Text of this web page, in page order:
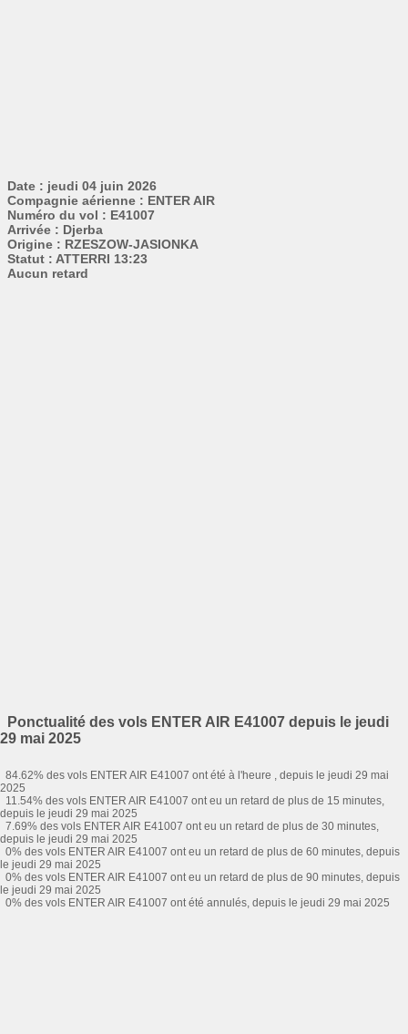
Date : jeudi 04 juin 2026
Compagnie aérienne : ENTER AIR
Numéro du vol : E41007
Arrivée : Djerba
Origine : RZESZOW-JASIONKA
Statut : ATTERRI 13:23
Aucun retard
Ponctualité des vols ENTER AIR E41007 depuis le jeudi
29 mai 2025
84.62% des vols ENTER AIR E41007 ont été à l'heure , depuis le jeudi 29 mai
2025
11.54% des vols ENTER AIR E41007 ont eu un retard de plus de 15 minutes,
depuis le jeudi 29 mai 2025
7.69% des vols ENTER AIR E41007 ont eu un retard de plus de 30 minutes,
depuis le jeudi 29 mai 2025
0% des vols ENTER AIR E41007 ont eu un retard de plus de 60 minutes, depuis
le jeudi 29 mai 2025
0% des vols ENTER AIR E41007 ont eu un retard de plus de 90 minutes, depuis
le jeudi 29 mai 2025
0% des vols ENTER AIR E41007 ont été annulés, depuis le jeudi 29 mai 2025